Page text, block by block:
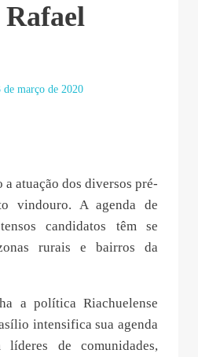
de março de 2020
a atuação dos diversos pré-
vindouro. A agenda de
candidatos têm se
rurais e bairros da
a política Riachuelense
intensifica sua agenda
de comunidades,